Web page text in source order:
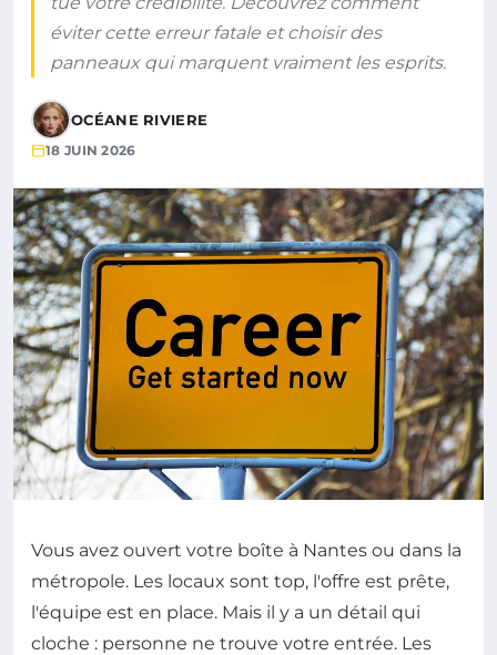
éviter cette erreur fatale et choisir des
panneaux qui marquent vraiment les esprits.
OCÉANE RIVIERE
18 JUIN 2026
Vous avez ouvert votre boîte à Nantes ou dans la
métropole. Les locaux sont top, l'offre est prête,
l'équipe est en place. Mais il y a un détail qui
cloche : personne ne trouve votre entrée. Les